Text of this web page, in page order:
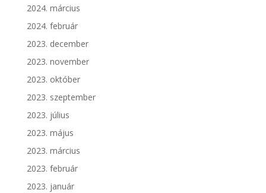
2024. március
2024. február
2023. december
2023. november
2023. október
2023. szeptember
2023. július
2023. május
2023. március
2023. február
2023. január